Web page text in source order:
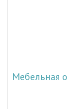
Мебельная